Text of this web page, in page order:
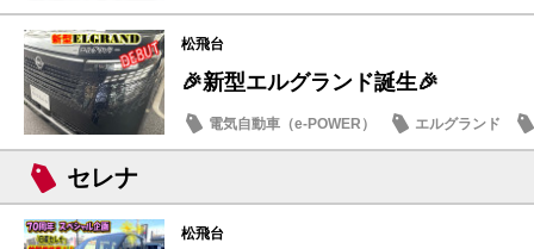
日産のお店
松飛台
🎉新型エルグランド誕生🎉
電気自動車（e-POWER）
エルグランド
日産のお店
セレナ
松飛台